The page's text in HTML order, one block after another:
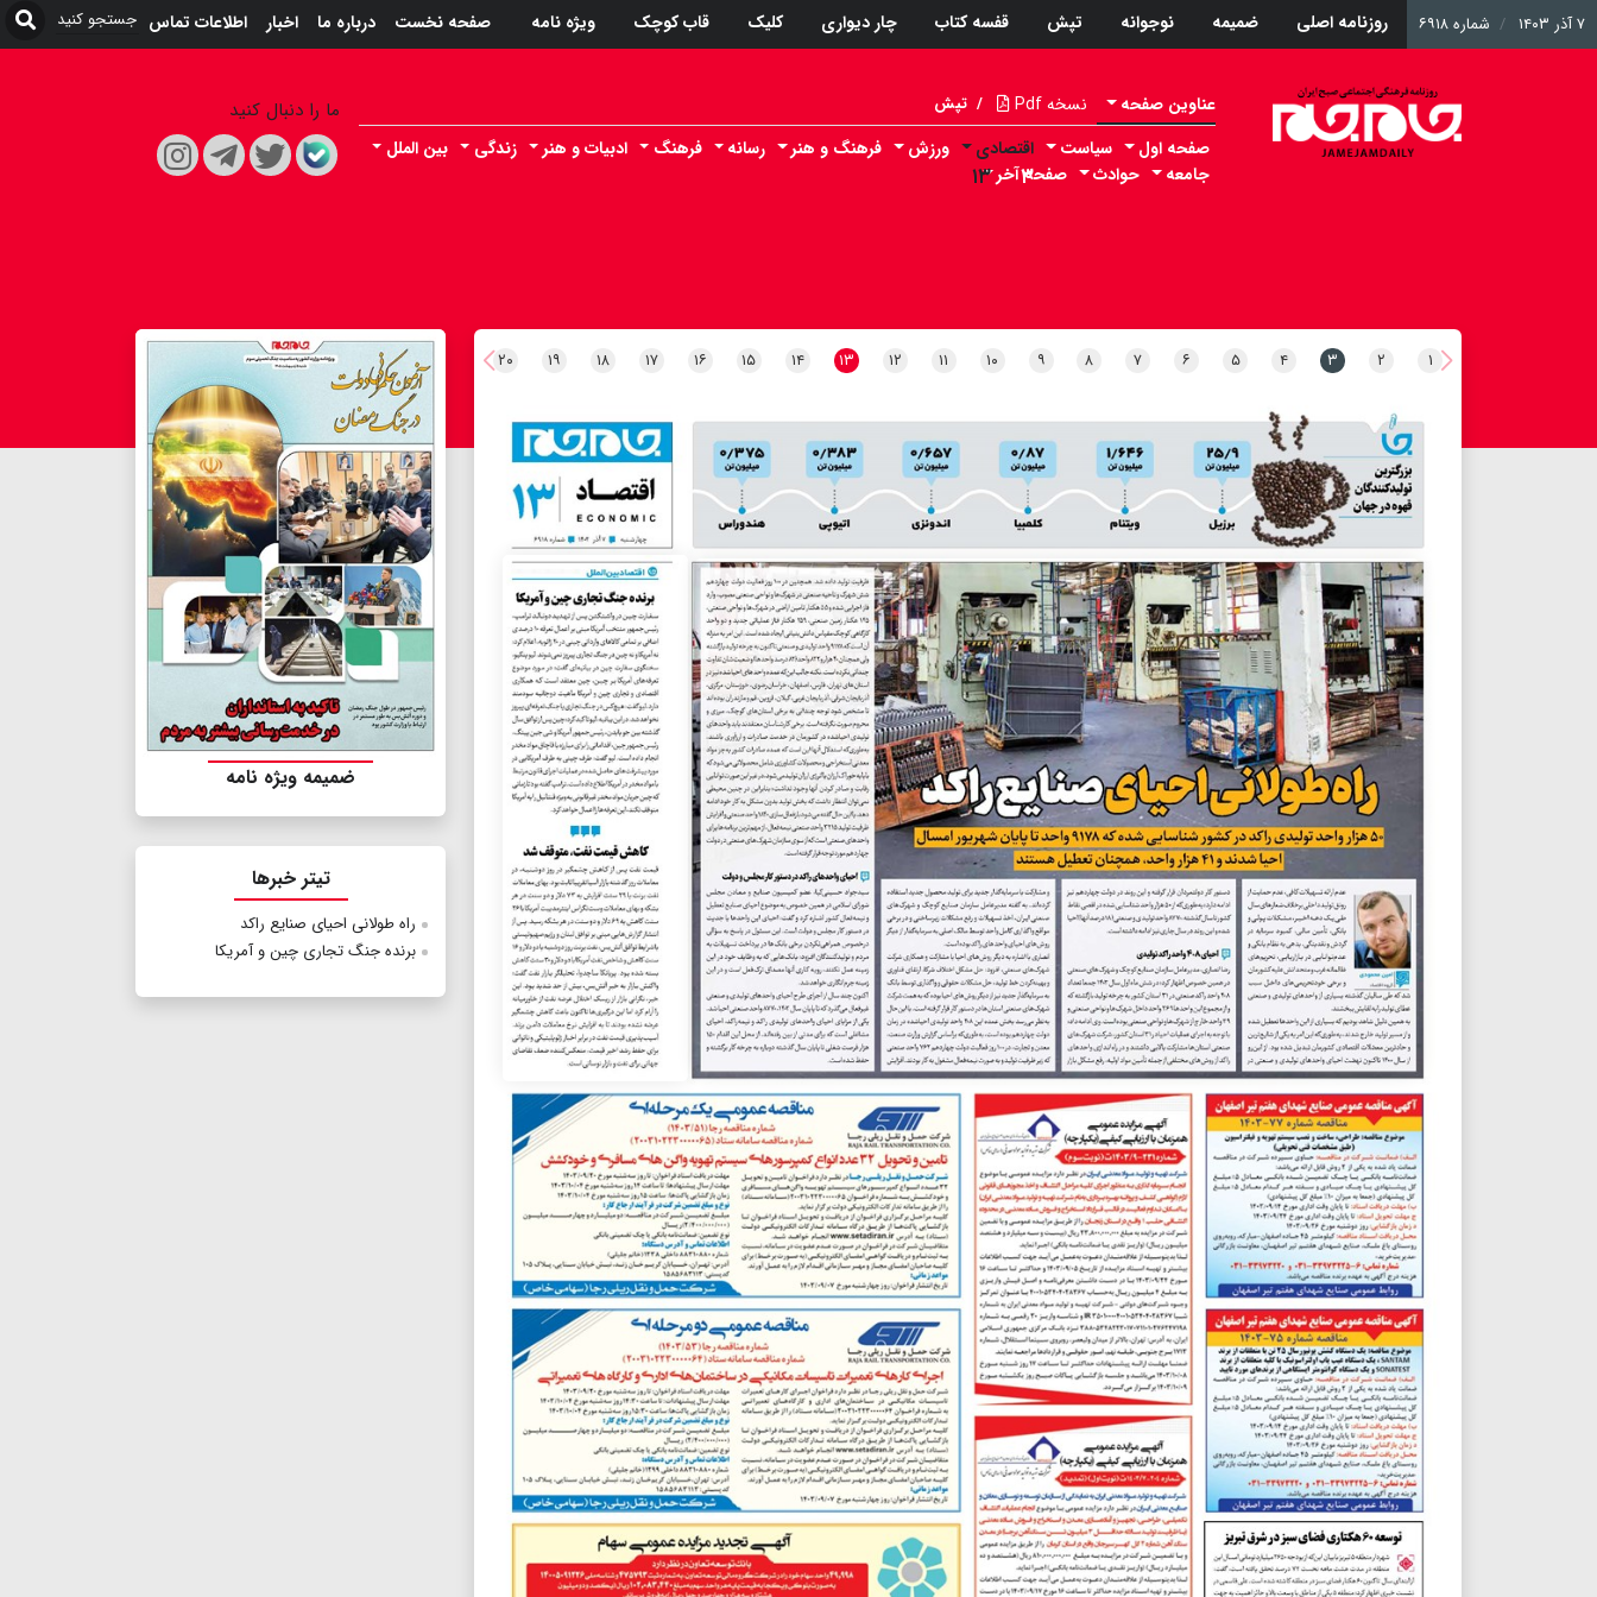
۷ آذر ۱۴۰۳ شماره ۶۹۱۸ روزنامه اصلی ضمیمه نوجوانه تپش قفسه کتاب چار دیواری کلیک قاب کوچک ویژه نامه صفحه نخست درباره ما اخبار اطلاعات تماس
عناوین صفحه نسخه Pdf / تپش
صفحه اول سیاست اقتصادی
۳ ۱۳
ورزش فرهنگ و هنر رسانه فرهنگ ادبیات و هنر زندگی
بین الملل
جامعه
حوادث صفحه آخر
ما را دنبال کنید
۱ ۲ ۳ ۴ ۵ ۶ ۷ ۸ ۹ ۱۰ ۱۱ ۱۲ ۱۳ ۱۴ ۱۵ ۱۶ ۱۷ ۱۸ ۱۹ ۲۰
ضمیمه ویژه نامه
تیتر خبرها
راه طولانی احیای صنایع راکد
برنده جنگ تجاری چین و آمریکا